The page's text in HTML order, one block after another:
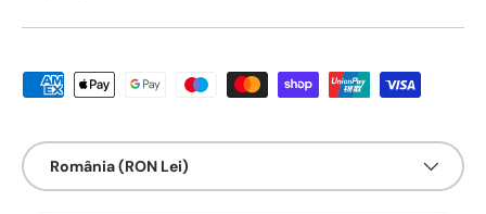
Metode de platā acceptate
Țarǎ/Regiune
România (RON Lei)